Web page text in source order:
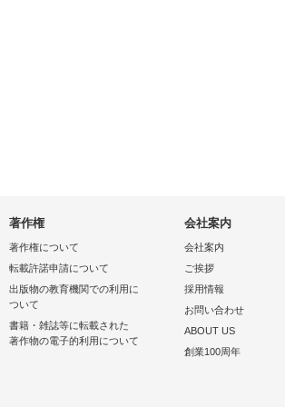
著作権
著作権について
転載許諾申請について
出版物の教育機関での利用に
ついて
書籍・雑誌等に転載された
著作物の電子的利用について
会社案内
会社案内
ご挨拶
採用情報
お問い合わせ
ABOUT US
創業100周年